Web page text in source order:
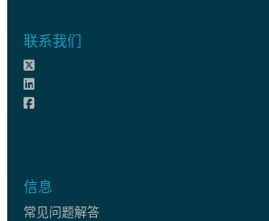
联系我们
信息
常见问题解答